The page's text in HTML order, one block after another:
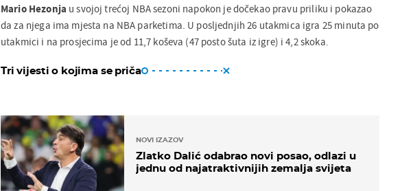
Mario Hezonja u svojoj trećoj NBA sezoni napokon je dočekao pravu priliku i pokazao
da za njega ima mjesta na NBA parketima. U posljednjih 26 utakmica igra 25 minuta po
utakmici i na prosjecima je od 11,7 koševa (47 posto šuta iz igre) i 4,2 skoka.
Tri vijesti o kojima se priča
NOVI IZAZOV
Zlatko Dalić odabrao novi posao, odlazi u
jednu od najatraktivnijih zemalja svijeta